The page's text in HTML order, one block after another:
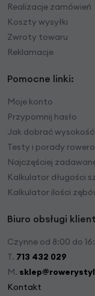
Realizacje zamówień
Koszty wysyłki
Zwroty towaru
Reklamacje
Pomocne linki:
Moje konto
Przypomnij hasło
Jak dobrać
Testy i porady
Najczęściej
Kalkulator długości
Kalkulator ilości
Biuro obsługi
Czynne od 8:00 do
T. 713 432 029
M.
Kontakt